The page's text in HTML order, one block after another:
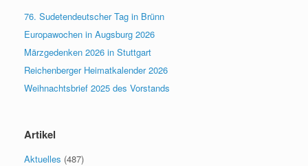
76. Sudetendeutscher Tag in Brünn
Europawochen in Augsburg 2026
Märzgedenken 2026 in Stuttgart
Reichenberger Heimatkalender 2026
Weihnachtsbrief 2025 des Vorstands
Artikel
Aktuelles (487)